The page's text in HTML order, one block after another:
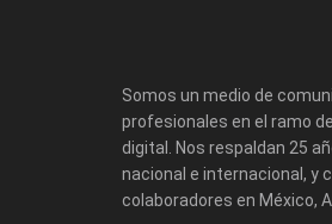
Somos un medio de
profesionales en el ramo
digital. Nos respaldan 25
nacional e internacional, y
colaboradores en México,